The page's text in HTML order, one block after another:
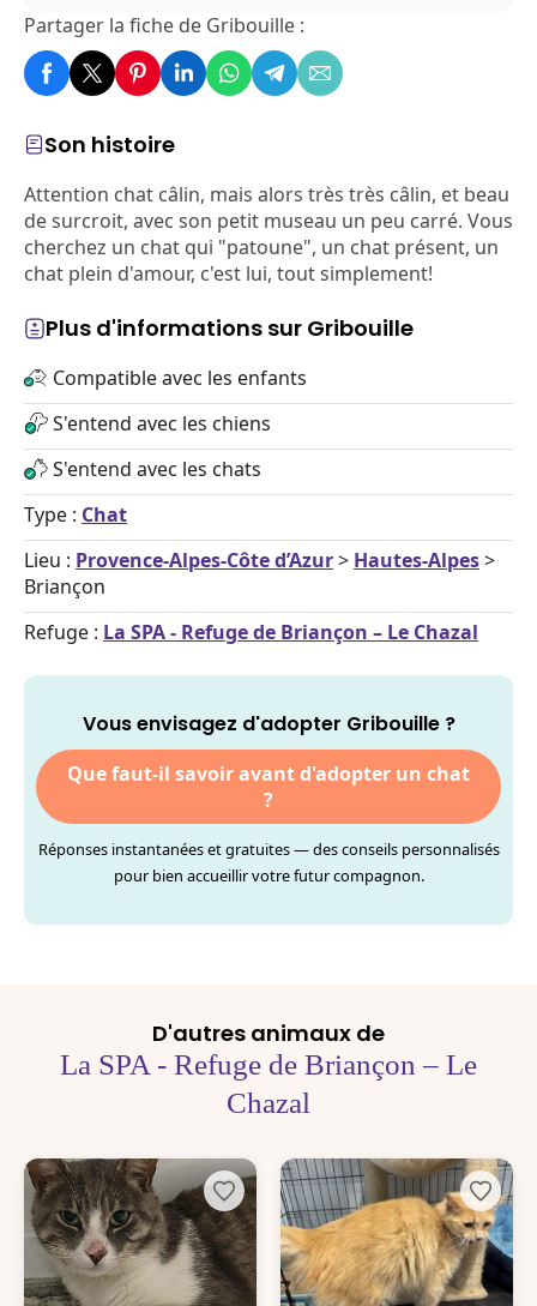
Son histoire
Attention chat câlin, mais alors très très câlin, et beau
de surcroit, avec son petit museau un peu carré. Vous
cherchez un chat qui "patoune", un chat présent, un
chat plein d'amour, c'est lui, tout simplement!
Plus d'informations sur Gribouille
Compatible avec les enfants
S'entend avec les chiens
S'entend avec les chats
Type : Chat
Lieu : Provence-Alpes-Côte d’Azur> Hautes-Alpes>
Briançon
Refuge : La SPA - Refuge de Briançon – Le Chazal
Vous envisagez d'adopter Gribouille ?
Que faut-il savoir avant d'adopter un chat
?
Réponses instantanées et gratuites — des conseils personnalisés
pour bien accueillir votre futur compagnon.
Partager la fiche de Gribouille :
D'autres animaux de
La SPA - Refuge de Briançon – Le
Chazal